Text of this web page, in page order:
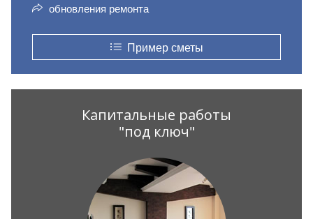
обновления ремонта
Пример сметы
Капитальные работы
"под ключ"